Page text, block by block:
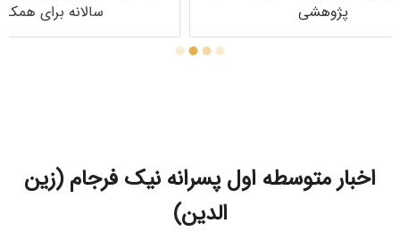
اخبار متوسطه اول پسرانه نیک فرجام (زین
الدین)